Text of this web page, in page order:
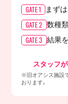
GATE 1 まず
GATE 2 数種
GATE 3 結果
スタッフ
※旧オアシス施設
おります。